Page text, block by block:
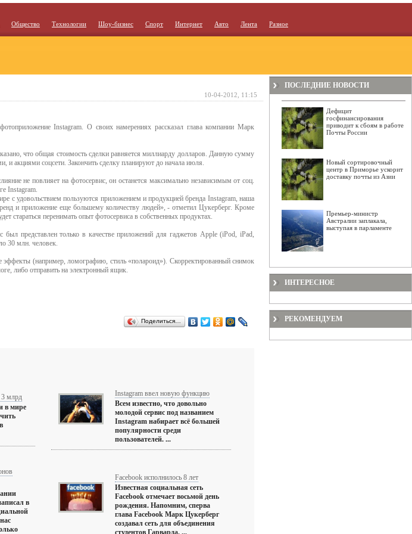
Общество Технологии Шоу-бизнес Спорт Интернет Авто Лента Разное
Instagram. О своих намерениях рассказал глава компании Марк
что общая стоимость сделки равняется миллиарду долларов. Данную сумму
и акциями соцсети. Закончить сделку планируют до начала июля.
не повлияет на фотосервис, он останется максимально независимым от соц.
Instagram.
с удовольствием пользуются приложением и продукцией бренда Instagram, наша
и приложение еще большему количеству людей», - отметил Цукерберг. Кроме
стараться перенимать опыт фотосервиса в собственных продуктах.
представлен только в качестве приложений для гаджетов Apple (iPod, iPad,
30 млн. человек.
(например, ломографию, стиль «полароид»). Скорректированный снимок
либо отправить на электронный ящик.
Поделиться…
3 млрд
в мире
Instagram ввел новую функцию
Всем известно, что довольно
молодой сервис под названием
Instagram набирает всё большей
популярности среди
пользователей. ...
в
Facebook исполнилось 8 лет
Известная социальная сеть
Facebook отмечает восьмой день
рождения. Напомним, сперва
глава Facebook Марк Цукерберг
создавал сеть для объединения
студентов Гарварда. ...
10-04-2012, 11:15
ПОСЛЕДНИЕ НОВОСТИ
Дефицит
госфинансирования
приводит к сбоям в работе
Почты России
Новый сортировочный
центр в Приморье ускорит
доставку почты из Азии
Премьер-министр
Австралии заплакала,
выступая в парламенте
ИНТЕРЕСНОЕ
РЕКОМЕНДУЕМ